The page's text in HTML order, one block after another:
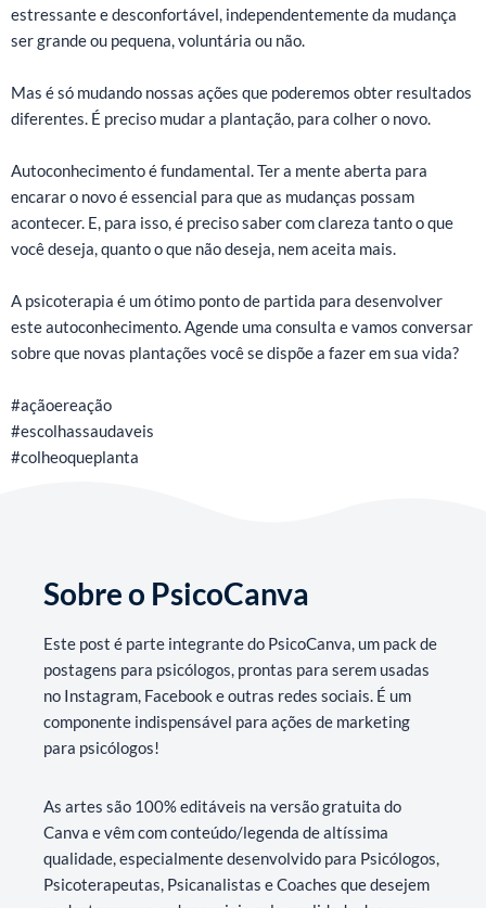
estressante e desconfortável, independentemente da mudança
ser grande ou pequena, voluntária ou não.
Mas é só mudando nossas ações que poderemos obter resultados
diferentes. É preciso mudar a plantação, para colher o novo.
Autoconhecimento é fundamental. Ter a mente aberta para
encarar o novo é essencial para que as mudanças possam
acontecer. E, para isso, é preciso saber com clareza tanto o que
você deseja, quanto o que não deseja, nem aceita mais.
A psicoterapia é um ótimo ponto de partida para desenvolver
este autoconhecimento. Agende uma consulta e vamos conversar
sobre que novas plantações você se dispõe a fazer em sua vida?
#açãoereação
#escolhassaudaveis
#colheoqueplanta
Sobre o PsicoCanva
Este post é parte integrante do PsicoCanva, um pack de
postagens para psicólogos, prontas para serem usadas
no Instagram, Facebook e outras redes sociais. É um
componente indispensável para ações de marketing
para psicólogos!
As artes são 100% editáveis na versão gratuita do
Canva e vêm com conteúdo/legenda de altíssima
qualidade, especialmente desenvolvido para Psicólogos,
Psicoterapeutas, Psicanalistas e Coaches que desejem